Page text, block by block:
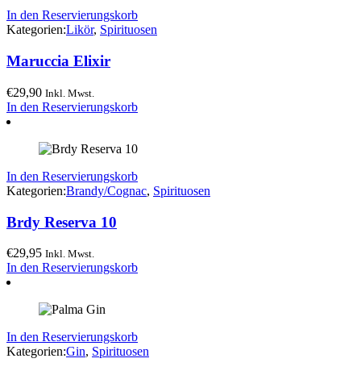
In den Reservierungskorb
Kategorien:Likör, Spirituosen
Maruccia Elixir
€29,90 Inkl. Mwst.
In den Reservierungskorb
In den Reservierungskorb
Kategorien:Brandy/Cognac, Spirituosen
Brdy Reserva 10
€29,95 Inkl. Mwst.
In den Reservierungskorb
In den Reservierungskorb
Kategorien:Gin, Spirituosen